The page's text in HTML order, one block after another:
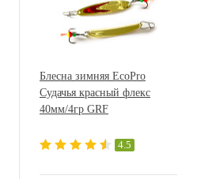
Блесна зимняя EcoPro
Судачья красный флекс
40мм/4гр GRF
4.5